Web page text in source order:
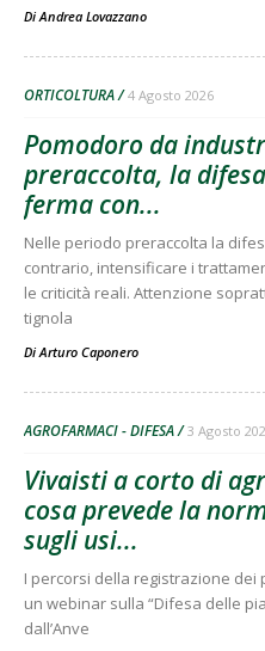
Di Andrea Lovazzano
ORTICOLTURA 4 Agosto 2026
Pomodoro da
preraccolta, la
ferma con...
Nelle periodo preraccolta la
contrario, intensificare i
le criticità reali. Attenzione
tignola
Di Arturo Caponero
AGROFARMACI - DIFESA 3 Agosto
Vivaisti a corto di
cosa prevede la
sugli usi...
I percorsi della registrazione
un webinar sulla “Difesa delle
dall’Anve